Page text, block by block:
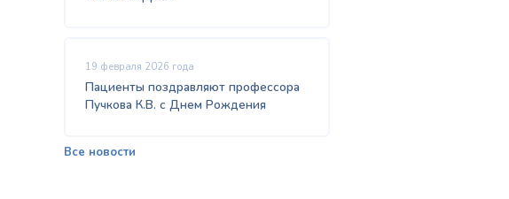
19 февраля 2026 года
Пациенты поздравляют профессора
Пучкова К.В. с Днем Рождения
Все новости